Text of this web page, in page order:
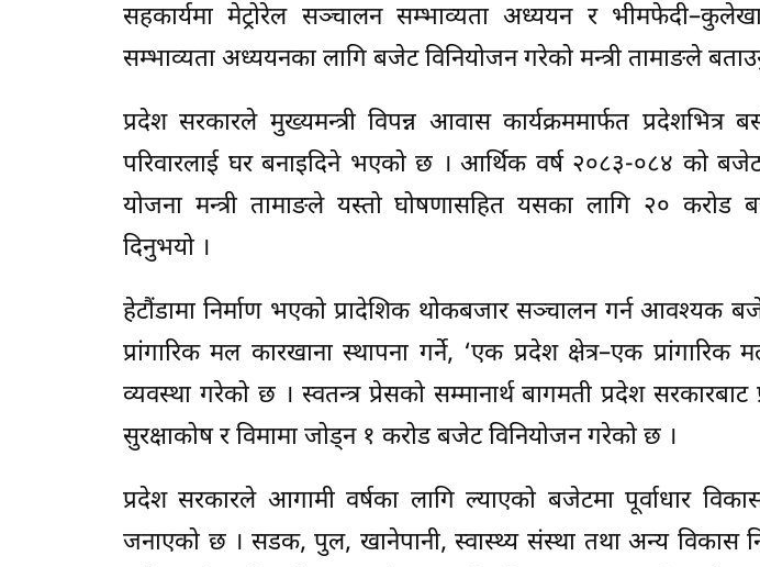
सहकार्यमा मेट्रोरेल सञ्चालन सम्भाव्यता अध्ययन र
सम्भाव्यता अध्ययनका लागि बजेट विनियोजन गरेको मन्त्री तामाङले
प्रदेश सरकारले मुख्यमन्त्री विपन्न आवास कार्यक्रममार्फत प्रदेशभित्र
परिवारलाई घर बनाइदिने भएको छ । आर्थिक वर्ष २०८३-०८४ को
योजना मन्त्री तामाङले यस्तो घोषणासहित यसका लागि २० करोड
दिनुभयो ।
हेटौंडामा निर्माण भएको प्रादेशिक थोकबजार सञ्चालन गर्न आवश्यक
प्रांगारिक मल कारखाना स्थापना गर्ने, ‘एक प्रदेश क्षेत्र–एक
व्यवस्था गरेको छ । स्वतन्त्र प्रेसको सम्मानार्थ बागमती प्रदेश
सुरक्षाकोष र विमामा जोड्न १ करोड बजेट विनियोजन गरेको छ ।
प्रदेश सरकारले आगामी वर्षका लागि ल्याएको बजेटमा पूर्वाधार
जनाएको छ । सडक, पुल, खानेपानी, स्वास्थ्य संस्था तथा अन्य विकास